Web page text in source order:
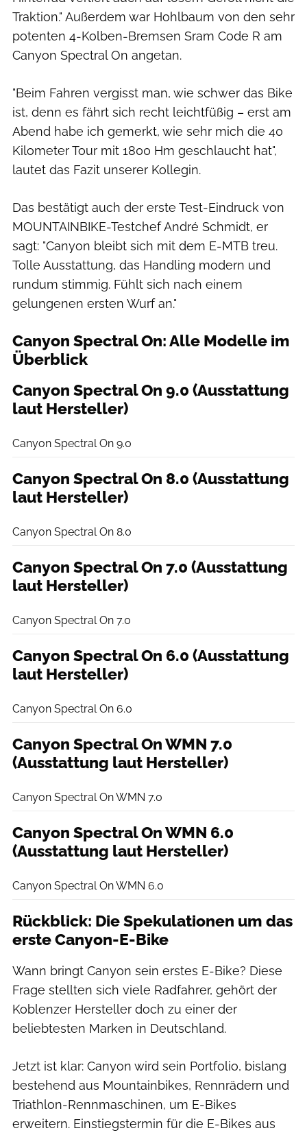
Traktion." Außerdem war Hohlbaum von den sehr
potenten 4-Kolben-Bremsen Sram Code R am
Canyon Spectral On angetan.
"Beim Fahren vergisst man, wie schwer das Bike
ist, denn es fährt sich recht leichtfüßig – erst am
Abend habe ich gemerkt, wie sehr mich die 40
Kilometer Tour mit 1800 Hm geschlaucht hat",
lautet das Fazit unserer Kollegin.
Das bestätigt auch der erste Test-Eindruck von
MOUNTAINBIKE-Testchef André Schmidt, er
sagt: "Canyon bleibt sich mit dem E-MTB treu.
Tolle Ausstattung, das Handling modern und
rundum stimmig. Fühlt sich nach einem
gelungenen ersten Wurf an."
Canyon Spectral On: Alle Modelle im
Überblick
Canyon Spectral On 9.0 (Ausstattung
laut Hersteller)
Canyon Spectral On 9.0
Canyon Spectral On 8.0 (Ausstattung
laut Hersteller)
Canyon Spectral On 8.0
Canyon Spectral On 7.0 (Ausstattung
laut Hersteller)
Canyon Spectral On 7.0
Canyon Spectral On 6.0 (Ausstattung
laut Hersteller)
Canyon Spectral On 6.0
Canyon Spectral On WMN 7.0
(Ausstattung laut Hersteller)
Canyon Spectral On WMN 7.0
Canyon Spectral On WMN 6.0
(Ausstattung laut Hersteller)
Canyon Spectral On WMN 6.0
Rückblick: Die Spekulationen um das
erste Canyon-E-Bike
Wann bringt Canyon sein erstes E-Bike? Diese
Frage stellten sich viele Radfahrer, gehört der
Koblenzer Hersteller doch zu einer der
beliebtesten Marken in Deutschland.
Jetzt ist klar: Canyon wird sein Portfolio, bislang
bestehend aus Mountainbikes, Rennrädern und
Triathlon-Rennmaschinen, um E-Bikes
erweitern. Einstiegstermin für die E-Bikes aus